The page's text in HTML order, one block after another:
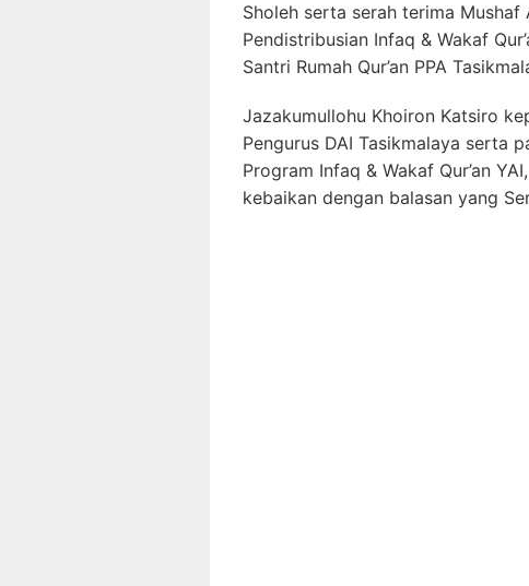
Sholeh serta serah terima Mushaf
Pendistribusian Infaq & Wakaf
Santri Rumah Qur’an PPA
Jazakumullohu Khoiron Katsiro
Pengurus DAI Tasikmalaya serta
Program Infaq & Wakaf Qur’an
kebaikan dengan balasan yang